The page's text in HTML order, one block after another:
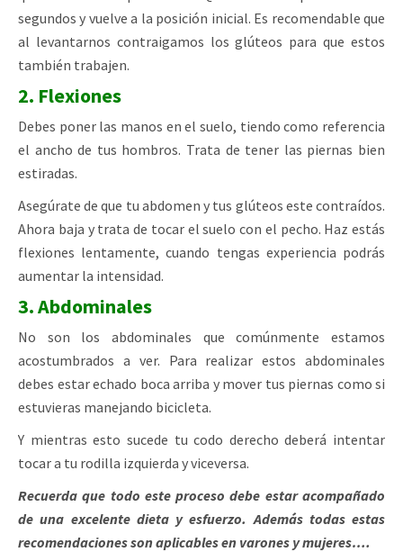
segundos y vuelve a la posición inicial. Es recomendable que
al levantarnos contraigamos los glúteos para que estos
también trabajen.
2. Flexiones
Debes poner las manos en el suelo, tiendo como referencia
el ancho de tus hombros. Trata de tener las piernas bien
estiradas.
Asegúrate de que tu abdomen y tus glúteos este contraídos.
Ahora baja y trata de tocar el suelo con el pecho. Haz estás
flexiones lentamente, cuando tengas experiencia podrás
aumentar la intensidad.
3. Abdominales
No son los abdominales que comúnmente estamos
acostumbrados a ver. Para realizar estos abdominales
debes estar echado boca arriba y mover tus piernas como si
estuvieras manejando bicicleta.
Y mientras esto sucede tu codo derecho deberá intentar
tocar a tu rodilla izquierda y viceversa.
Recuerda que todo este proceso debe estar acompañado
de una excelente dieta y esfuerzo. Además todas estas
recomendaciones son aplicables en varones y mujeres….